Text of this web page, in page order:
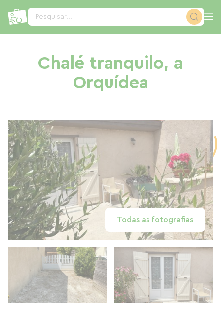
Pesquisar...
Chalé tranquilo, a
Orquídea
Todas as fotografias
Painel de Gerenciamento de Cookies